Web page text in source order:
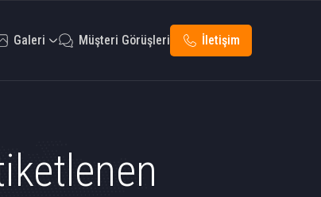
Galeri Müşteri Görüşleri İletişim